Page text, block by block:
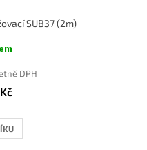
SUB37 (2m)
DPH